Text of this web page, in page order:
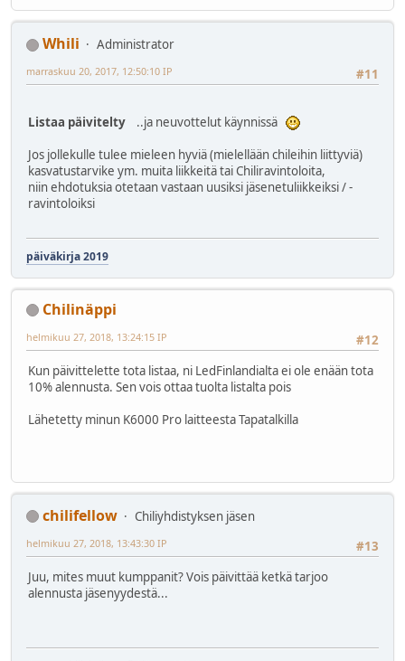
Whili
Administrator
#11
marraskuu 20, 2017, 12:50:10 IP
Listaa päivitelty ..ja neuvottelut käynnissä
Jos jollekulle tulee mieleen hyviä (mielellään chileihin liittyviä)
kasvatustarvike ym. muita liikkeitä tai Chiliravintoloita,
niin ehdotuksia otetaan vastaan uusiksi jäsenetuliikkeiksi / -
ravintoloiksi
päiväkirja 2019
Chilinäppi
#12
helmikuu 27, 2018, 13:24:15 IP
Kun päivittelette tota listaa, ni LedFinlandialta ei ole enään tota
10% alennusta. Sen vois ottaa tuolta listalta pois
Lähetetty minun K6000 Pro laitteesta Tapatalkilla
chilifellow
Chiliyhdistyksen jäsen
#13
helmikuu 27, 2018, 13:43:30 IP
Juu, mites muut kumppanit? Vois päivittää ketkä tarjoo
alennusta jäsenyydestä...